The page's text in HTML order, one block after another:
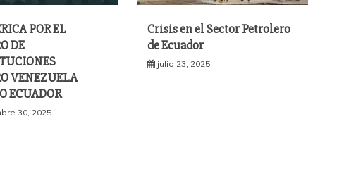
POR EL
DE
VENEZUELA
ECUADOR
30, 2025
Crisis en el Sector Petrolero
de Ecuador
julio 23, 2025